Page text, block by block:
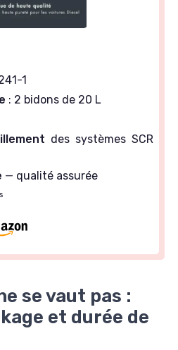
1
: 2 bidons de 20 L
des systèmes SCR
— qualité assurée
se vaut pas :
et durée de